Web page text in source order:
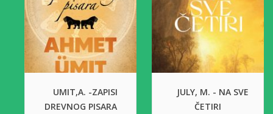
UMIT,A. -ZAPISI
DREVNOG PISARA
JULY, M. - NA SVE
ČETIRI